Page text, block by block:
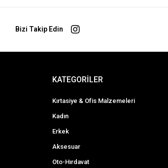
Bizi Takip Edin
KATEGORİLER
Kırtasiye & Ofis Malzemeleri
Kadın
Erkek
Aksesuar
Oto-Hırdavat